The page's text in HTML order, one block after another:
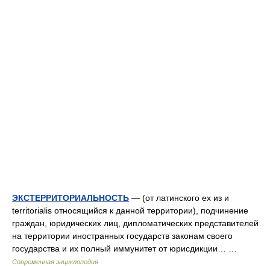
ЭКСТЕРРИТОРИАЛЬНОСТЬ — (от латинского ex из и
territorialis относящийся к данной территории), подчинение
граждан, юридических лиц, дипломатических представителей
на территории иностранных государств законам своего
государства и их полный иммунитет от юрисдикции… …
Современная энциклопедия